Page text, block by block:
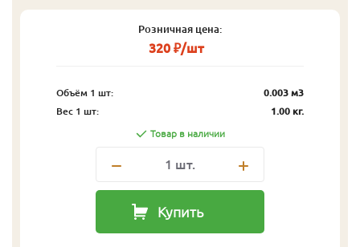
Розничная цена:
320 ₽/шт
Объём 1 шт:
0.003 м3
Вес 1 шт:
1.00 кг.
Товар в наличии
1 шт.
Купить